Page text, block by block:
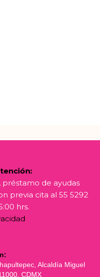
préstamo de ayudas
previa cita al 55 5292
hrs.
Alcaldía Miguel
CDMX